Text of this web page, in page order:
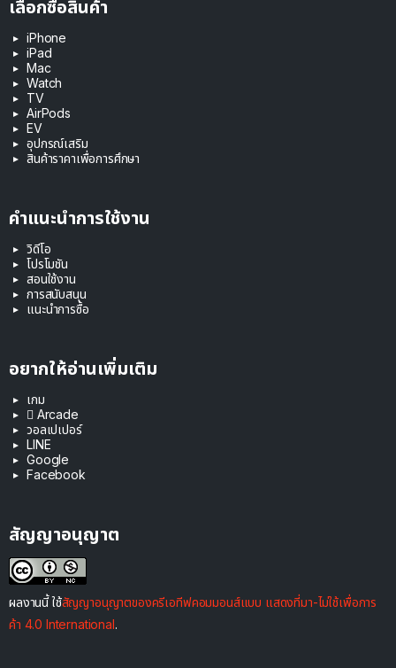
เลือกซื้อสินค้า
iPhone
iPad
Mac
Watch
TV
AirPods
EV
อุปกรณ์เสริม
สินค้าราคาเพื่อการศึกษา
คำแนะนำการใช้งาน
วิดีโอ
โปรโมชัน
สอนใช้งาน
การสนับสนุน
แนะนำการซื้อ
อยากให้อ่านเพิ่มเติม
เกม
 Arcade
วอลเปเปอร์
LINE
Google
Facebook
สัญญาอนุญาต
ผลงานนี้ ใช้สัญญาอนุญาตของครีเอทีฟคอมมอนส์แบบ แสดงที่มา-ไม่ใช้เพื่อการ
ค้า 4.0 International.